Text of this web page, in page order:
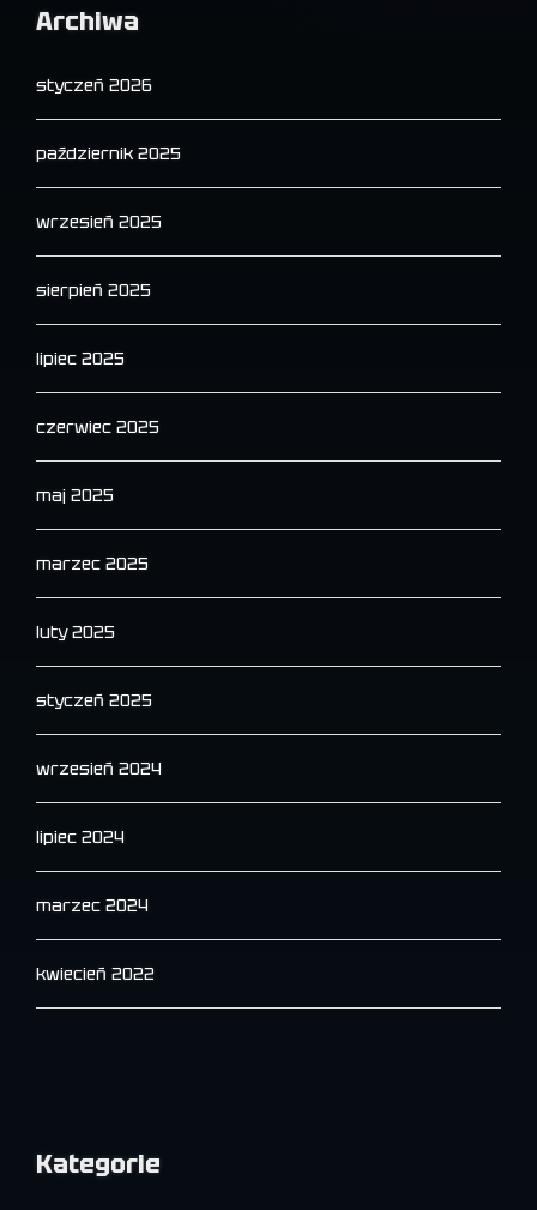
Archiwa
styczeń 2026
październik 2025
wrzesień 2025
sierpień 2025
lipiec 2025
czerwiec 2025
maj 2025
marzec 2025
luty 2025
styczeń 2025
wrzesień 2024
lipiec 2024
marzec 2024
kwiecień 2022
Kategorie